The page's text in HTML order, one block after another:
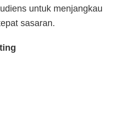
untuk menjangkau
sasaran.